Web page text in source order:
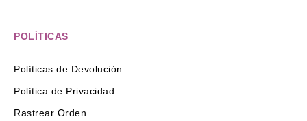
POLÍTICAS
Políticas de Devolución
Política de Privacidad
Rastrear Orden